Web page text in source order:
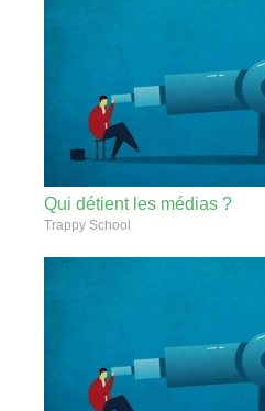
Qui détient les médias ?
Trappy School